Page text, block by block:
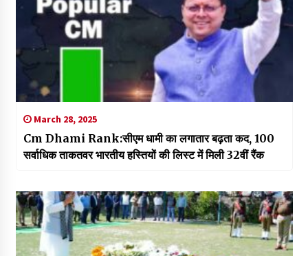
March 28, 2025
Cm Dhami Rank:सीएम धामी का लगातार बढ़ता कद, 100
सर्वाधिक ताकतवर भारतीय हस्तियों की लिस्ट में मिली 32वीं रैंक